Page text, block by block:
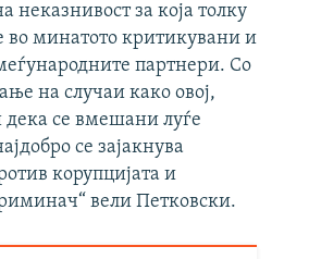
неказнивост за која толку
во минатото критикувани и
партнери. Со
на случаи како овој,
се вмешани луѓе
се зајакнува
корупцијата и
вели Петковски.